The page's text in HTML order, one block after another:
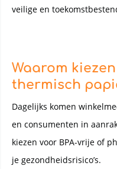
veilige en
Waarom
thermisch
Dagelijks komen
en consumenten in
kiezen voor BPA-vrije of
je gezondheidsrisico’s.